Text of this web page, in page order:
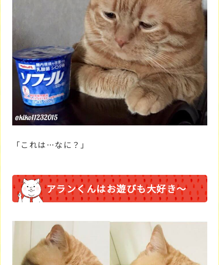
「これは…なに？」
アランくんはお遊びも大好き～